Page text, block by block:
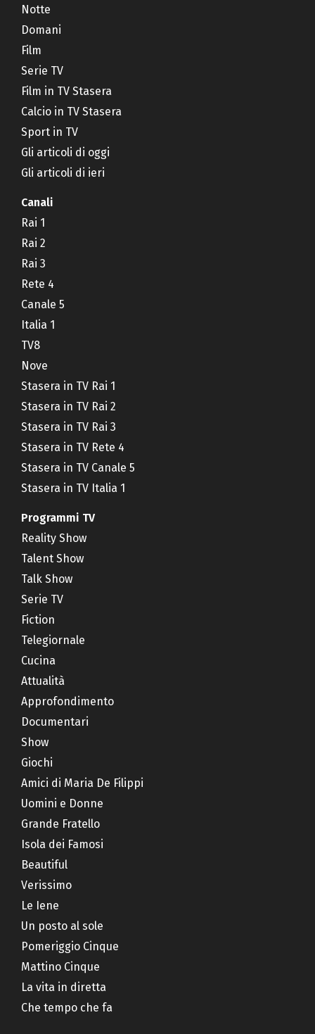
Notte
Domani
Film
Serie TV
Film in TV Stasera
Calcio in TV Stasera
Sport in TV
Gli articoli di oggi
Gli articoli di ieri
Canali
Rai 1
Rai 2
Rai 3
Rete 4
Canale 5
Italia 1
TV8
Nove
Stasera in TV Rai 1
Stasera in TV Rai 2
Stasera in TV Rai 3
Stasera in TV Rete 4
Stasera in TV Canale 5
Stasera in TV Italia 1
Programmi TV
Reality Show
Talent Show
Talk Show
Serie TV
Fiction
Telegiornale
Cucina
Attualità
Approfondimento
Documentari
Show
Giochi
Amici di Maria De Filippi
Uomini e Donne
Grande Fratello
Isola dei Famosi
Beautiful
Verissimo
Le Iene
Un posto al sole
Pomeriggio Cinque
Mattino Cinque
La vita in diretta
Che tempo che fa